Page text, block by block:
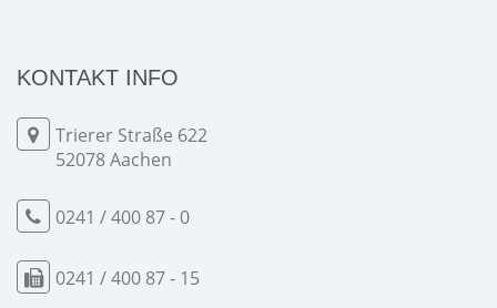
KONTAKT INFO
Trierer Straße 622
52078 Aachen
0241 / 400 87 - 0
0241 / 400 87 - 15